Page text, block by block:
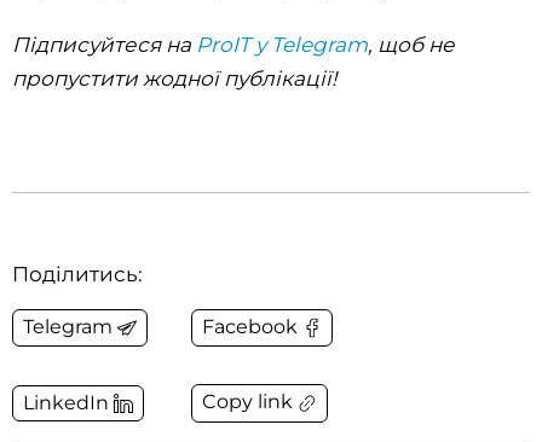
Підписуйтеся на ProIT у Telegram, щоб не
пропустити жодної публікації!
Поділитись:
Telegram Facebook
LinkedIn Copy link